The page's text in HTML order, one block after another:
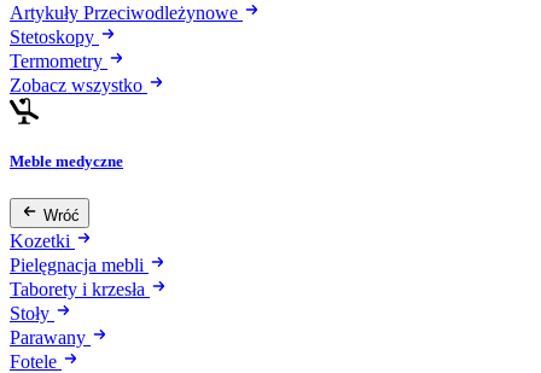
Artykuły Przeciwodleżynowe
Stetoskopy
Termometry
Zobacz wszystko
Meble medyczne
Wróć
Kozetki
Pielęgnacja mebli
Taborety i krzesła
Stoły
Parawany
Fotele